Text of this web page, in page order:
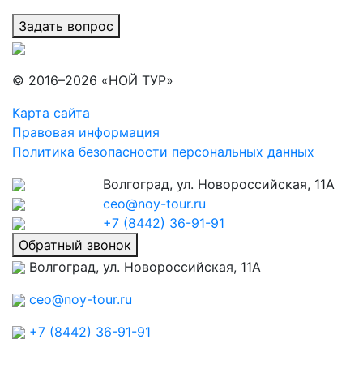
Задать вопрос
© 2016–2026 «НОЙ ТУР»
Карта сайта
Правовая информация
Политика безопасности персональных данных
Волгоград, ул. Новороссийская, 11А
ceo@noy-tour.ru
+7 (8442) 36-91-91
Обратный звонок
Волгоград, ул. Новороссийская, 11А
ceo@noy-tour.ru
+7 (8442) 36-91-91